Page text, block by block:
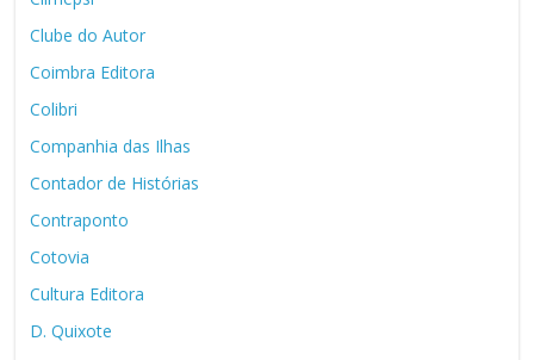
Clube do Autor
Coimbra Editora
Colibri
Companhia das Ilhas
Contador de Histórias
Contraponto
Cotovia
Cultura Editora
D. Quixote